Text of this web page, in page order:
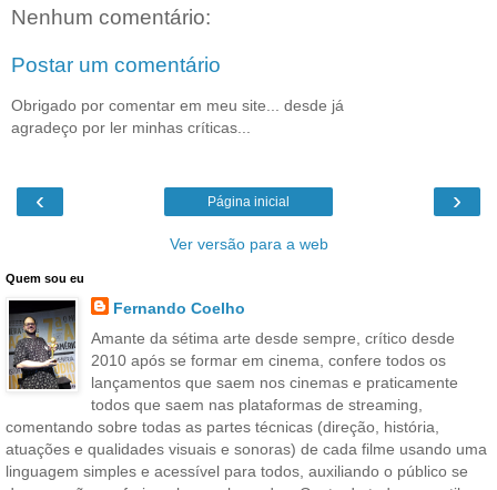
Nenhum comentário:
Postar um comentário
Obrigado por comentar em meu site... desde já
agradeço por ler minhas críticas...
‹ ›
Página inicial
Ver versão para a web
Quem sou eu
Fernando Coelho
Amante da sétima arte desde sempre, crítico desde
2010 após se formar em cinema, confere todos os
lançamentos que saem nos cinemas e praticamente
todos que saem nas plataformas de streaming,
comentando sobre todas as partes técnicas (direção, história,
atuações e qualidades visuais e sonoras) de cada filme usando uma
linguagem simples e acessível para todos, auxiliando o público se